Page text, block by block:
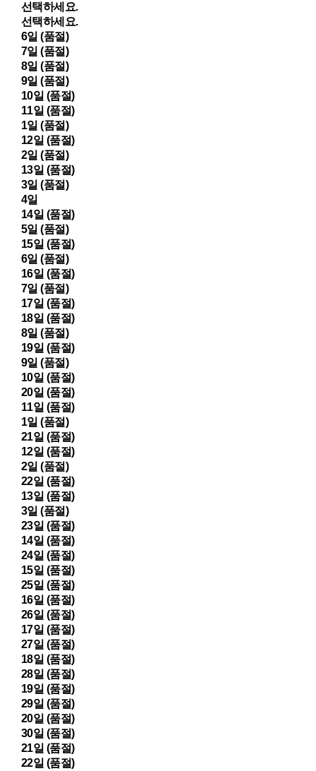
선택하세요.
선택하세요.
6일 (품절)
7일 (품절)
8일 (품절)
9일 (품절)
10일 (품절)
11일 (품절)
1일 (품절)
12일 (품절)
2일 (품절)
13일 (품절)
3일 (품절)
4일
14일 (품절)
5일 (품절)
15일 (품절)
6일 (품절)
16일 (품절)
7일 (품절)
17일 (품절)
18일 (품절)
8일 (품절)
19일 (품절)
9일 (품절)
10일 (품절)
20일 (품절)
11일 (품절)
1일 (품절)
21일 (품절)
12일 (품절)
2일 (품절)
22일 (품절)
13일 (품절)
3일 (품절)
23일 (품절)
14일 (품절)
24일 (품절)
15일 (품절)
25일 (품절)
16일 (품절)
26일 (품절)
17일 (품절)
27일 (품절)
18일 (품절)
28일 (품절)
19일 (품절)
29일 (품절)
20일 (품절)
30일 (품절)
21일 (품절)
22일 (품절)